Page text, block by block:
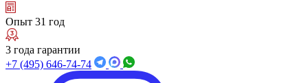
Опыт 31 год
3 года гарантии
+7 (495) 646-74-74